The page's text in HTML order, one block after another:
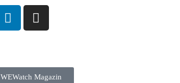
WEWatch Magazin